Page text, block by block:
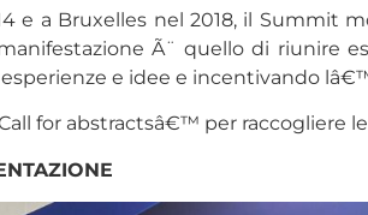
e a Bruxelles nel 2018, il Summit
Ã¨ quello di
e idee e incentivando
for abstractsâ€™ per